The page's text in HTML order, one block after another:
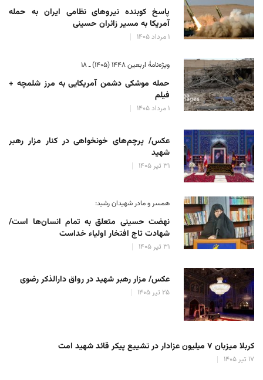
پاسخ کوبنده نیروهای نظامی ایران به حمله
آمریکا به مسیر زائران حسینی
۱ مرداد ۱۴۰۵
ویژه‌نامهٔ اربعین ۱۴۴۸ (۱۴۰۵) ـ ۱۸
حمله موشکی دشمن آمریکایی به مرز شلمچه +
فیلم
۱ مرداد ۱۴۰۵
عکس/ پرچم‌های خونخواهی در کنار مزار رهبر
شهید
۳۱ تیر ۱۴۰۵
همسر و مادر شهیدان رشید:
نهضت حسینی متعلق به تمام انسان‌ها است/
شهادت تاج افتخار اولیاء خداست
۳۱ تیر ۱۴۰۵
عکس/ مزار رهبر شهید در رواق دارالذکر رضوی
۲۵ تیر ۱۴۰۵
کربلا میزبان ۷ میلیون عزادار در تشییع پیکر قائد شهید امت
۱۷ تیر ۱۴۰۵